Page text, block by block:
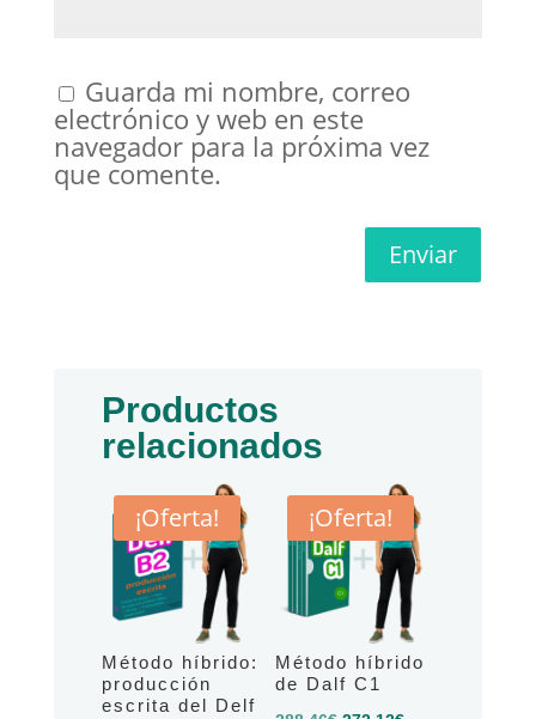
Guarda mi nombre, correo
electrónico y web en este
navegador para la próxima vez
que comente.
Enviar
Productos
relacionados
¡Oferta!
Método híbrido:
producción
escrita del Delf
¡Oferta!
Método híbrido
de Dalf C1